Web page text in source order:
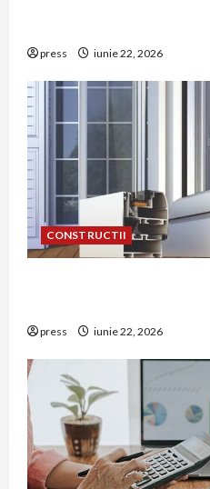
press iunie 22, 2026
CONSTRUCTII
press iunie 22, 2026